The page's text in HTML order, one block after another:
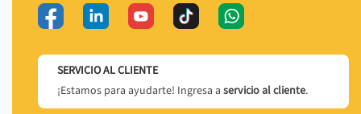
SERVICIO AL CLIENTE
¡Estamos para ayudarte! Ingresa a servicio al cliente.